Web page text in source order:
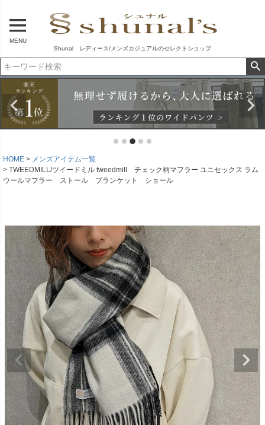
MENU
Shunal レディース/メンズカジュアルのセレクトショップ
HOME
メンズアイテム一覧
TWEEDMILL/ツイードミル tweedmill チェック柄マフラー ユニセックス ラム
ウールマフラー ストール ブランケット ショール